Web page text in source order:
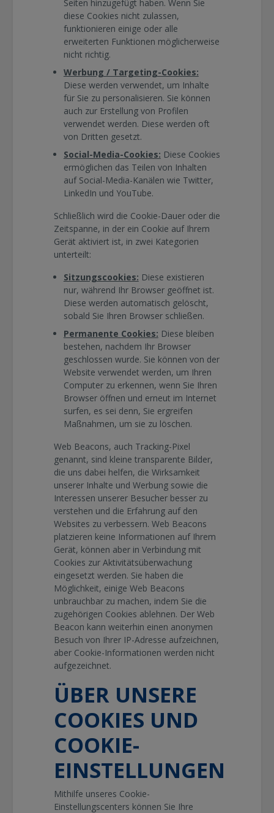
Seiten hinzugefügt haben. Wenn Sie
diese Cookies nicht zulassen,
funktionieren einige oder alle
erweiterten Funktionen möglicherweise
nicht richtig.
Werbung / Targeting-Cookies:
Diese werden verwendet, um Inhalte
für Sie zu personalisieren. Sie können
auch zur Erstellung von Profilen
verwendet werden. Diese werden oft
von Dritten gesetzt.
Social-Media-Cookies: Diese Cookies
ermöglichen das Teilen von Inhalten
auf Social-Media-Kanälen wie Twitter,
LinkedIn und YouTube.
Schließlich wird die Cookie-Dauer oder die
Zeitspanne, in der ein Cookie auf Ihrem
Gerät aktiviert ist, in zwei Kategorien
unterteilt:
Sitzungscookies: Diese existieren
nur, während Ihr Browser geöffnet ist.
Diese werden automatisch gelöscht,
sobald Sie Ihren Browser schließen.
Permanente Cookies: Diese bleiben
bestehen, nachdem Ihr Browser
geschlossen wurde. Sie können von der
Website verwendet werden, um Ihren
Computer zu erkennen, wenn Sie Ihren
Browser öffnen und erneut im Internet
surfen, es sei denn, Sie ergreifen
Maßnahmen, um sie zu löschen.
Web Beacons, auch Tracking-Pixel
genannt, sind kleine transparente Bilder,
die uns dabei helfen, die Wirksamkeit
unserer Inhalte und Werbung sowie die
Interessen unserer Besucher besser zu
verstehen und die Erfahrung auf den
Websites zu verbessern. Web Beacons
platzieren keine Informationen auf Ihrem
Gerät, können aber in Verbindung mit
Cookies zur Aktivitätsüberwachung
eingesetzt werden. Sie haben die
Möglichkeit, einige Web Beacons
unbrauchbar zu machen, indem Sie die
zugehörigen Cookies ablehnen. Der Web
Beacon kann weiterhin einen anonymen
Besuch von Ihrer IP-Adresse aufzeichnen,
aber Cookie-Informationen werden nicht
aufgezeichnet.
ÜBER UNSERE
COOKIES UND
COOKIE-
EINSTELLUNGEN
Mithilfe unseres Cookie-
Einstellungscenters können Sie Ihre